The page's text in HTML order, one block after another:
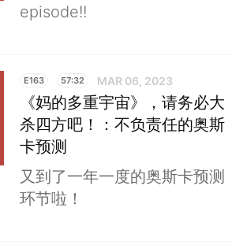
episode!!
E163 57:32 MAR 06, 2023
《妈的多重宇宙》，请务必大
杀四方吧！：不负责任的奥斯
卡预测
又到了一年一度的奥斯卡预测
环节啦！